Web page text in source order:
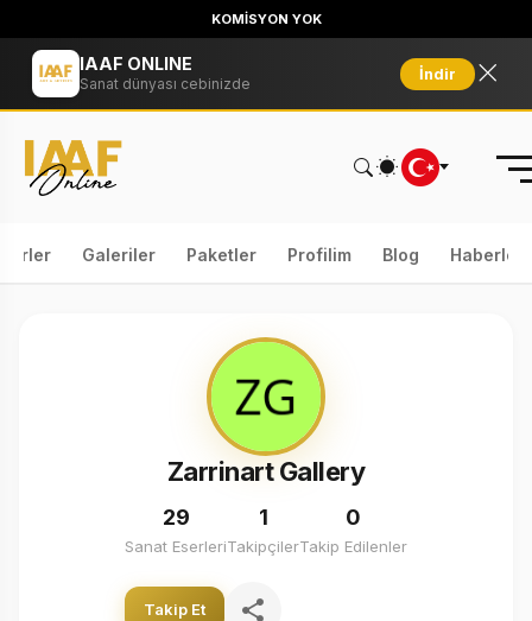
KOMİSYON YOK
IAAF ONLINE
Sanat dünyası cebinizde
İndir
Galeriler Paketler Profilim Blog Haberler
Zarrinart Gallery
29
Sanat Eserleri
1
Takipçiler
0
Takip Edilenler
Takip Et